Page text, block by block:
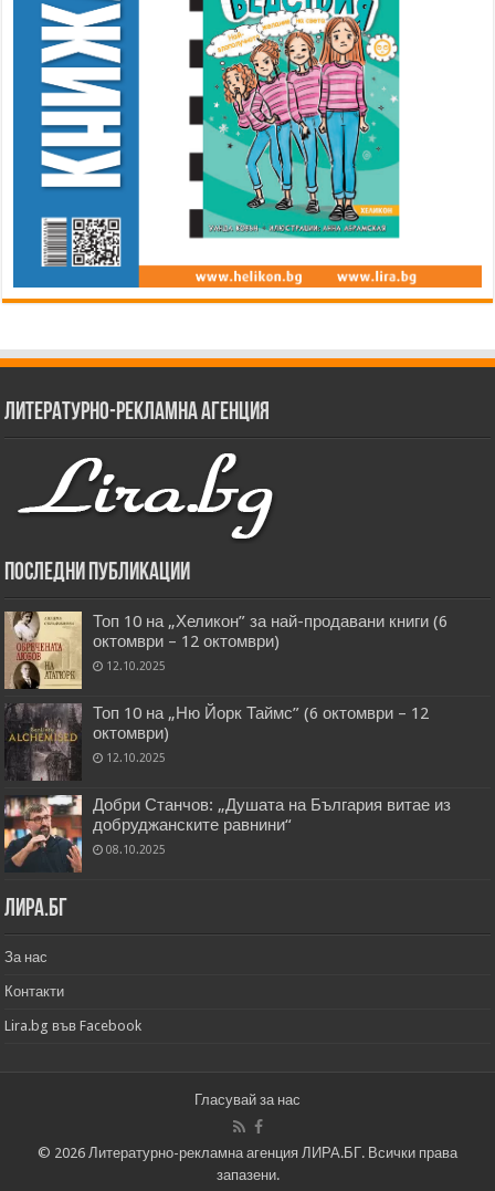
Литературно-рекламна агенция
Последни публикации
Топ 10 на „Хеликон” за най-продавани книги (6
октомври – 12 октомври)
12.10.2025
Топ 10 на „Ню Йорк Таймс” (6 октомври – 12
октомври)
12.10.2025
Добри Станчов: „Душата на България витае из
добруджанските равнини“
08.10.2025
Лира.бг
За нас
Контакти
Lira.bg във Facebook
Гласувай за нас
© 2026 Литературно-рекламна агенция ЛИРА.БГ. Всички права
запазени.